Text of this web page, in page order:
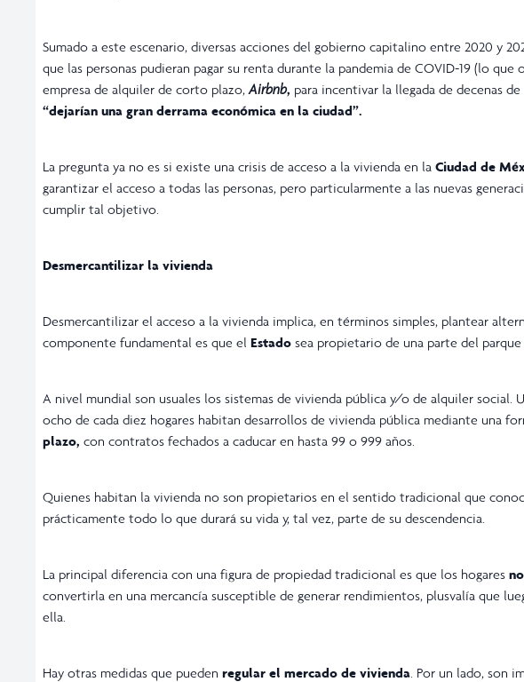
Sumado a este escenario, diversas acciones del gobierno capitalino entre 2020 y
que las personas pudieran pagar su renta durante la pandemia de COVID-19 (lo
empresa de alquiler de corto plazo, Airbnb, para incentivar la llegada de decenas
“dejarían una gran derrama económica en la ciudad”.
La pregunta ya no es si existe una crisis de acceso a la vivienda en la Ciudad de
garantizar el acceso a todas las personas, pero particularmente a las nuevas
cumplir tal objetivo.
Desmercantilizar la vivienda
Desmercantilizar el acceso a la vivienda implica, en términos simples, plantear
componente fundamental es que el Estado sea propietario de una parte del
A nivel mundial son usuales los sistemas de vivienda pública y/o de alquiler social.
ocho de cada diez hogares habitan desarrollos de vivienda pública mediante una
plazo, con contratos fechados a caducar en hasta 99 o 999 años.
Quienes habitan la vivienda no son propietarios en el sentido tradicional que
prácticamente todo lo que durará su vida y, tal vez, parte de su descendencia.
La principal diferencia con una figura de propiedad tradicional es que los hogares
convertirla en una mercancía susceptible de generar rendimientos, plusvalía que
ella.
Hay otras medidas que pueden regular el mercado de vivienda. Por un lado, son